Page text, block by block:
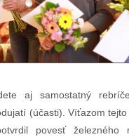
aj samostatný
(účasti). Víťazom
povesť železného